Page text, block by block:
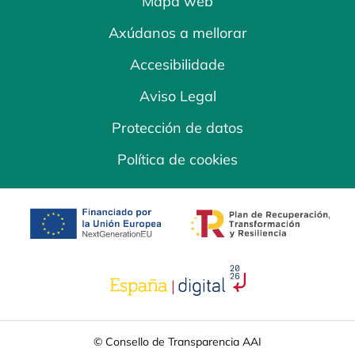
Axúdanos a mellorar
Accesibilidade
Aviso Legal
Protección de datos
Política de cookies
opens in a new tab opens in a new
opens in a new tab
© Consello de Transparencia AAI